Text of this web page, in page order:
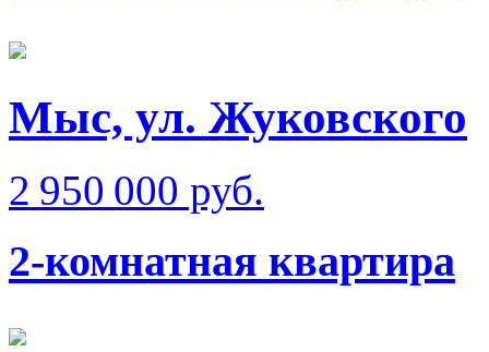
Мыс, ул. Жуковского
2 950 000 руб.
2-комнатная квартира